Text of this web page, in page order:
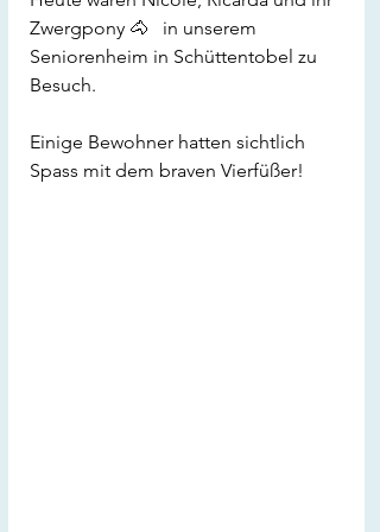
Zwergpony 🐴   in unserem
Seniorenheim in Schüttentobel zu
Besuch.
Einige Bewohner hatten sichtlich
Spass mit dem braven Vierfüßer!